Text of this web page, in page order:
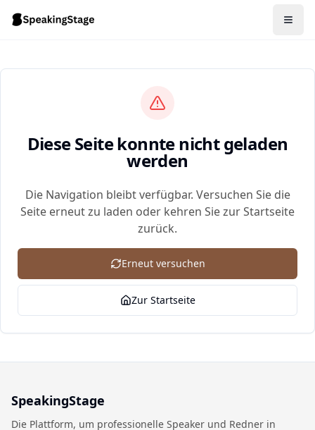
Diese Seite konnte nicht geladen
werden
Die Navigation bleibt verfügbar. Versuchen Sie die
Seite erneut zu laden oder kehren Sie zur Startseite
zurück.
Erneut versuchen
Zur Startseite
SpeakingStage
Die Plattform, um professionelle Speaker und Redner in